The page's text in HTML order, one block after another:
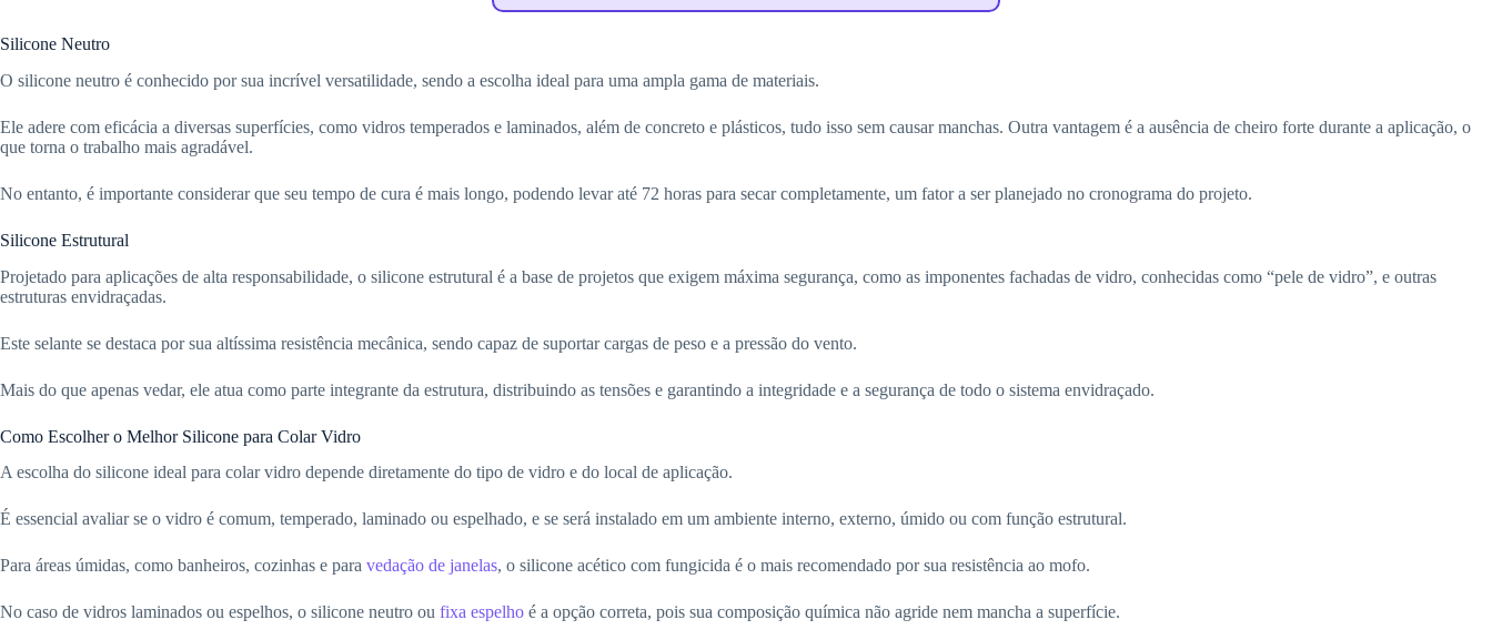
Silicone Neutro
O silicone neutro é conhecido por sua incrível versatilidade, sendo a escolha ideal para uma ampla gama de materiais.
Ele adere com eficácia a diversas superfícies, como vidros temperados e laminados, além de concreto e plásticos, tudo isso sem causar manchas. Outra vantagem é a ausência de cheiro forte durante a aplicação, o
que torna o trabalho mais agradável.
No entanto, é importante considerar que seu tempo de cura é mais longo, podendo levar até 72 horas para secar completamente, um fator a ser planejado no cronograma do projeto.
Silicone Estrutural
Projetado para aplicações de alta responsabilidade, o silicone estrutural é a base de projetos que exigem máxima segurança, como as imponentes fachadas de vidro, conhecidas como “pele de vidro”, e outras
estruturas envidraçadas.
Este selante se destaca por sua altíssima resistência mecânica, sendo capaz de suportar cargas de peso e a pressão do vento.
Mais do que apenas vedar, ele atua como parte integrante da estrutura, distribuindo as tensões e garantindo a integridade e a segurança de todo o sistema envidraçado.
Como Escolher o Melhor Silicone para Colar Vidro
A escolha do silicone ideal para colar vidro depende diretamente do tipo de vidro e do local de aplicação.
É essencial avaliar se o vidro é comum, temperado, laminado ou espelhado, e se será instalado em um ambiente interno, externo, úmido ou com função estrutural.
Para áreas úmidas, como banheiros, cozinhas e para vedação de janelas, o silicone acético com fungicida é o mais recomendado por sua resistência ao mofo.
No caso de vidros laminados ou espelhos, o silicone neutro ou fixa espelho é a opção correta, pois sua composição química não agride nem mancha a superfície.